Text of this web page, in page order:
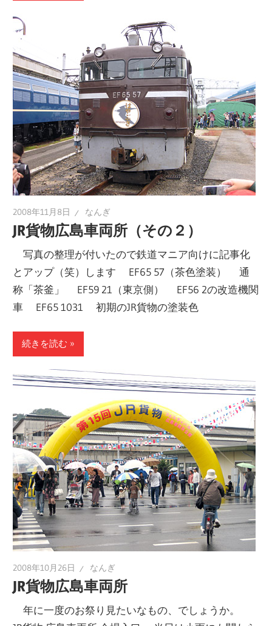
2008年11月8日 なんぎ
JR貨物広島車両所（その２）
写真の整理が付いたので鉄道マニア向けに記事化
とアップ（笑）します EF65 57（茶色塗装） 通
称「茶釜」 EF59 21（東京側） EF56 2の改造機関
車 EF65 1031 初期のJR貨物の塗装色
続きを読む
2008年10月26日 なんぎ
JR貨物広島車両所
年に一度のお祭り見たいなもの、でしょうか。